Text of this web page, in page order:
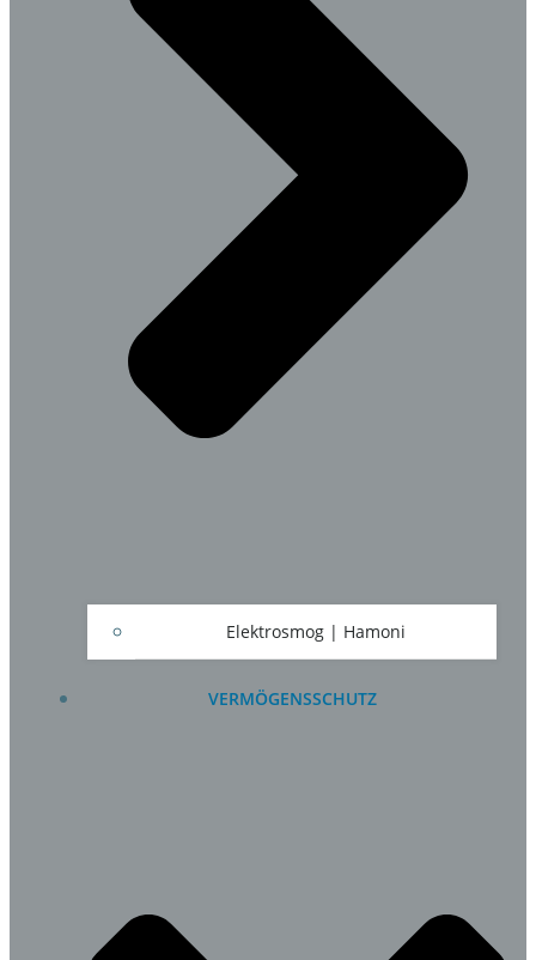
Elektrosmog | Hamoni
VERMÖGENSSCHUTZ